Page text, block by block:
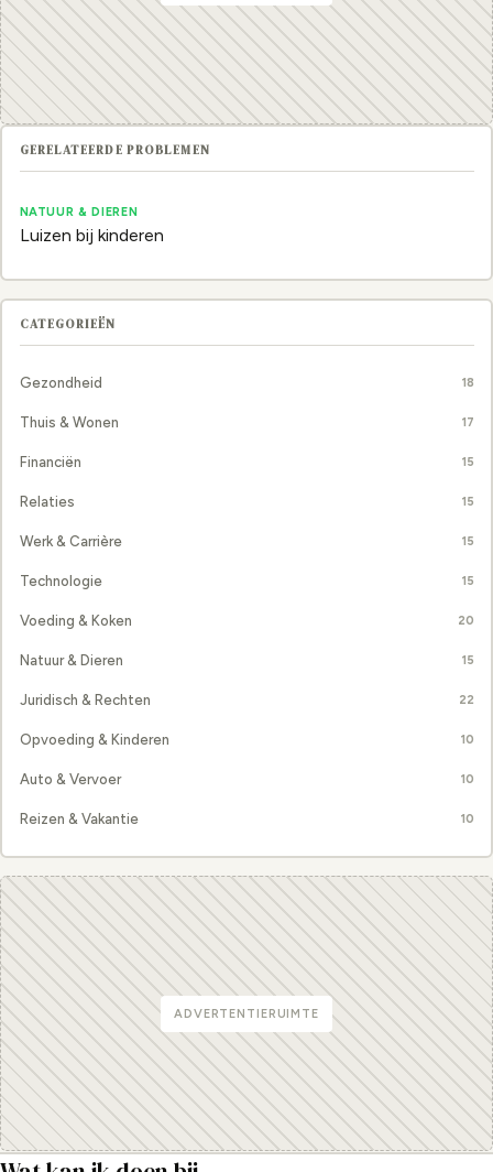
GERELATEERDE PROBLEMEN
NATUUR & DIEREN
Luizen bij kinderen
CATEGORIEËN
Gezondheid 18
Thuis & Wonen 17
Financiën 15
Relaties 15
Werk & Carrière 15
Technologie 15
Voeding & Koken 20
Natuur & Dieren 15
Juridisch & Rechten 22
Opvoeding & Kinderen 10
Auto & Vervoer 10
Reizen & Vakantie 10
ADVERTENTIERUIMTE